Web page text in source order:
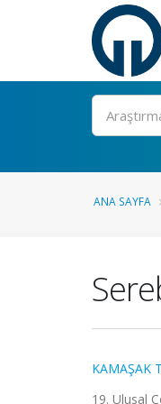
Ara
ANA SAYFA
KAMAŞAK
19. Ulusal